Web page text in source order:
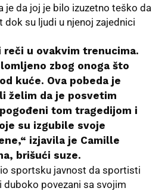
je da joj je bilo izuzetno teško da
su ljudi u njenoj zajednici
reči u ovakvim trenucima.
zbog onoga što
kuće. Ova pobeda je
želim da je posvetim
tom tragedijom i
su izgubile svoje
izjavila je Camille
brišući suze.
sportsku javnost da sportisti
duboko povezani sa svojim